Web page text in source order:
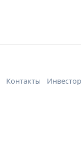
Контакты